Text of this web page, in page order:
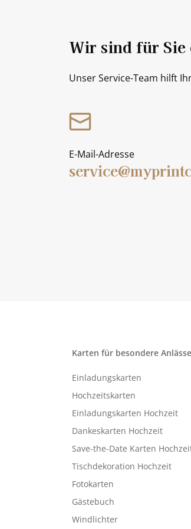
Wir sind für Sie
Unser Service-Team hilft
E-Mail-Adresse
Karten für besondere Anlässe
Einladungskarten
Hochzeitskarten
Einladungskarten Hochzeit
Dankeskarten Hochzeit
Save-the-Date Karten
Tischdekoration Hochzeit
Fotokarten
Gästebuch
Windlichter